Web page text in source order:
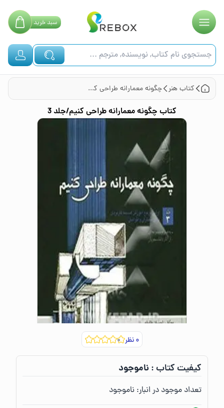
سبدخرید
کتاب هنر چگونه معمارانه طراحی کنیم/جلد 3
کتاب چگونه معمارانه طراحی کنیم/جلد 3
۰نظر
کیفیت کتاب :‌ ناموجود
تعداد موجود در انبار:‌ ناموجود